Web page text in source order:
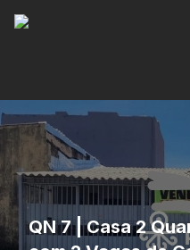
QN 7 | Casa 2